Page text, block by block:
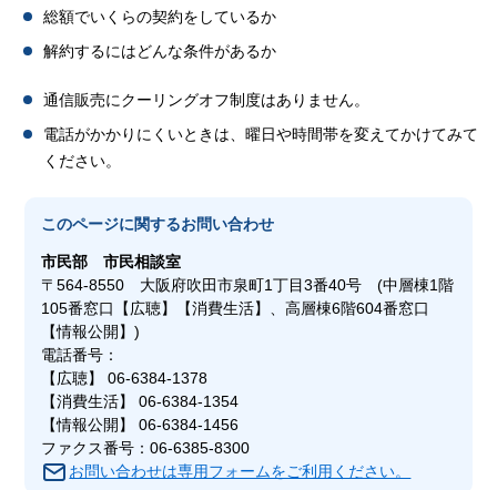
総額でいくらの契約をしているか
解約するにはどんな条件があるか
通信販売にクーリングオフ制度はありません。
電話がかかりにくいときは、曜日や時間帯を変えてかけてみて
ください。
このページに関するお問い合わせ
市民部市民相談室
〒564-8550 大阪府吹田市泉町1丁目3番40号 (中層棟1階
105番窓口【広聴】【消費生活】、高層棟6階604番窓口
【情報公開】)
電話番号：
【広聴】 06-6384-1378
【消費生活】 06-6384-1354
【情報公開】 06-6384-1456
ファクス番号：06-6385-8300
お問い合わせは専用フォームをご利用ください。